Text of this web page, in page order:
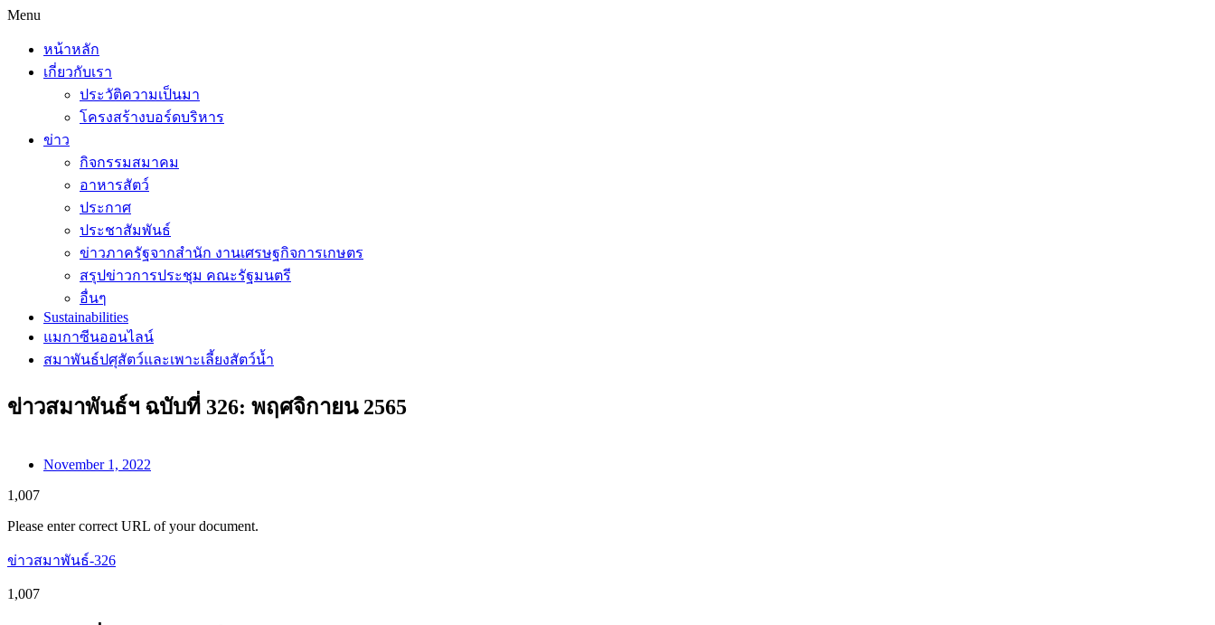
Menu
หน้าหลัก
เกี่ยวกับเรา
ประวัติความเป็นมา
โครงสร้างบอร์ดบริหาร
ข่าว
กิจกรรมสมาคม
อาหารสัตว์
ประกาศ
ประชาสัมพันธ์
ข่าวภาครัฐจากสำนัก งานเศรษฐกิจการเกษตร
สรุปข่าวการประชุม คณะรัฐมนตรี
อื่นๆ
Sustainabilities
แมกาซีนออนไลน์
สมาพันธ์ปศุสัตว์และเพาะเลี้ยงสัตว์น้ำ
ข่าวสมาพันธ์ฯ ฉบับที่ 326: พฤศจิกายน 2565
November 1, 2022
1,007
Please enter correct URL of your document.
ข่าวสมาพันธ์-326
1,007